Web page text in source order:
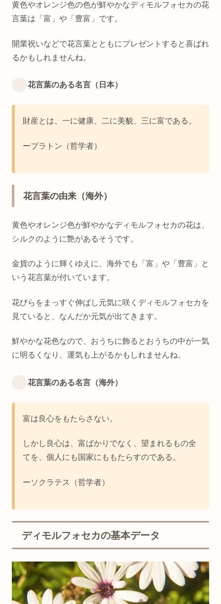
黄色やオレンジ色の色が鮮やかなディモルフォセカの花
言葉は「富」や「豊富」です。
開業祝いなどで花言葉とともにプレゼントすると喜ばれ
るかもしれませんね。
花言葉のある名言（日本）
財産とは、一に健康、二に美貌、三に富である。
ープラトン（哲学者）
花言葉の由来（海外）
黄色やオレンジ色が鮮やかなディモルフォセカの花は、
シルクのように艶があるそうです。
金貨のように輝くゆえに、海外でも「富」や「豊富」と
いう花言葉が付いています。
花びらをまっすぐ伸ばし元気に咲くディモルフォセカを
見ていると、なんだか元気が出てきます。
鮮やかな花色なので、おうちに飾るとおうちの中が一気
に明るくなり、運気も上がるかもしれませんね。
花言葉のある名言（海外）
富は良心をもたらさない。
しかし良心は、富ばかりでなく、望まれるもの全
てを、個人にも国家にももたらすのである。
ーソクラテス（哲学者）
ディモルフォセカの基本データ